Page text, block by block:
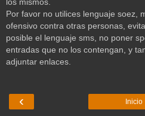
Por favor no utilices lenguaje soez,
ofensivo contra otras personas,
posible el lenguaje sms, no poner
entradas que no los contengan, y
adjuntar enlaces.
‹ Inicio